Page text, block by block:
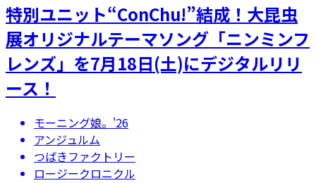
特別ユニット“ConChu!”結成！大昆虫
展オリジナルテーマソング「ニンミンフ
レンズ」を7月18日(土)にデジタルリリ
ース！
モーニング娘。'26
アンジュルム
つばきファクトリー
ロージークロニクル